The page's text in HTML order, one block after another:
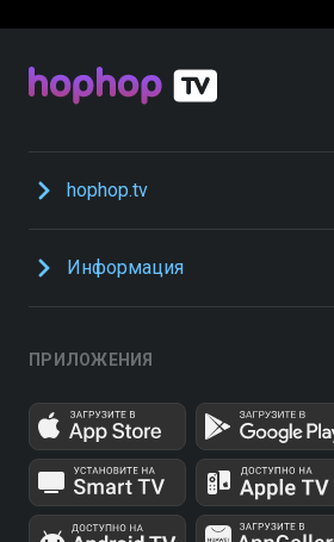
hophop.tv
Информация
ПРИЛОЖЕНИЯ